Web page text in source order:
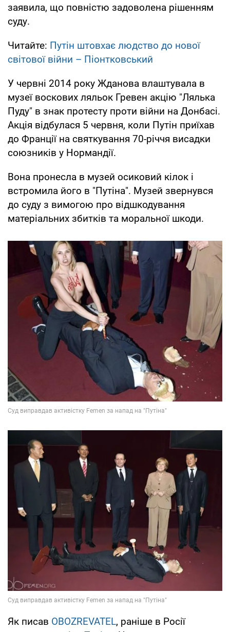
заявила, що повністю задоволена рішенням
суду.
Читайте: Путін штовхає людство до нової
світової війни – Піонтковський
У червні 2014 року Жданова влаштувала в
музеї воскових ляльок Гревен акцію "Лялька
Пуду" в знак протесту проти війни на Донбасі.
Акція відбулася 5 червня, коли Путін приїхав
до Франції на святкування 70-річчя висадки
союзників у Нормандії.
Вона пронесла в музей осиковий кілок і
встромила його в "Путіна". Музей звернувся
до суду з вимогою про відшкодування
матеріальних збитків та моральної шкоди.
Як писав OBOZREVATEL, раніше в Росії